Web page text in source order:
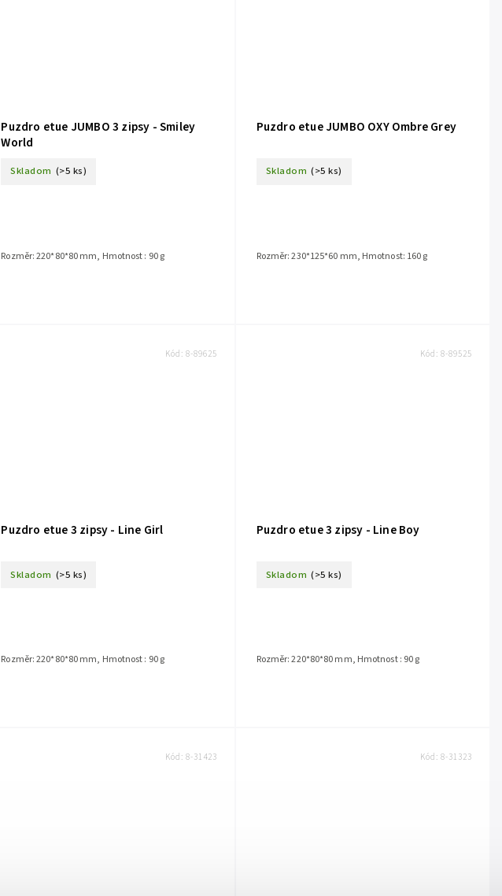
Puzdro etue JUMBO 3 zipsy - Smiley
World
Skladom (>5 ks)
Rozměr: 220*80*80 mm, Hmotnost : 90 g
Puzdro etue JUMBO OXY Ombre Grey
Skladom (>5 ks)
Rozměr: 230*125*60 mm, Hmotnost: 160 g
Puzdro etue 3 zipsy - Line Girl
Skladom (>5 ks)
Rozměr: 220*80*80 mm, Hmotnost : 90 g
Kód: 8-89625
Puzdro etue 3 zipsy - Line Boy
Skladom (>5 ks)
Rozměr: 220*80*80 mm, Hmotnost : 90 g
Kód: 8-89525
Kód: 8-31423 Kód: 8-31323